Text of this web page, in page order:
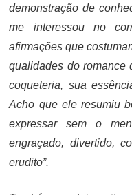
demonstração de
me interessou no
afirmações que
qualidades do romance
coqueteria, sua
Acho que ele resumiu
expressarsem o
engraçado, divertido,
erudito”.